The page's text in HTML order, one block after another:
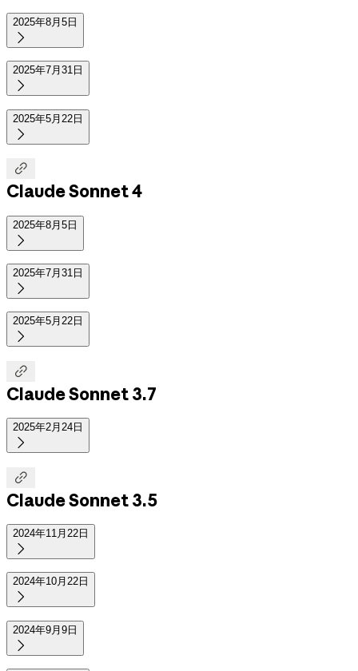
2025年8月5日

2025年7月31日

2025年5月22日


Claude Sonnet 4
2025年8月5日

2025年7月31日

2025年5月22日


Claude Sonnet 3.7
2025年2月24日


Claude Sonnet 3.5
2024年11月22日

2024年10月22日

2024年9月9日
